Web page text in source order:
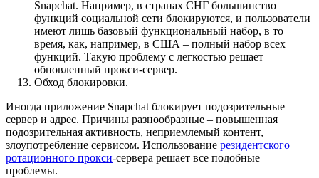
Snapchat. Например, в странах СНГ большинство
функций социальной сети блокируются, и пользователи
имеют лишь базовый функциональный набор, в то
время, как, например, в США – полный набор всех
функций. Такую проблему с легкостью решает
обновленный прокси-сервер.
Обход блокировки.
Иногда приложение Snapchat блокирует подозрительные
сервер и адрес. Причины разнообразные – повышенная
подозрительная активность, неприемлемый контент,
злоупотребление сервисом. Использование резидентского
ротационного прокси-сервера решает все подобные
проблемы.